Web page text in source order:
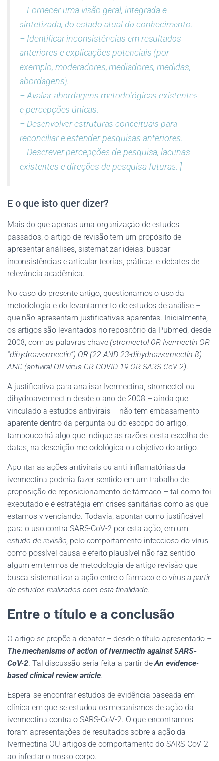
– Fornecer uma visão geral, integrada e
sintetizada, do estado atual do conhecimento.
– Identificar inconsistências em resultados
anteriores e explicações potenciais (por
exemplo, moderadores, mediadores, medidas,
abordagens).
– Avaliar abordagens metodológicas existentes
e percepções únicas.
– Desenvolver estruturas conceituais para
reconciliar e estender pesquisas anteriores.
– Descrever percepções de pesquisa, lacunas
existentes e direções de pesquisa futuras. ]
E o que isto quer dizer?
Mais do que apenas uma organização de estudos
passados, o artigo de revisão tem um propósito de
apresentar análises, sistematizar ideias, buscar
inconsistências e articular teorias, práticas e debates de
relevância acadêmica.
No caso do presente artigo, questionamos o uso da
metodologia e do levantamento de estudos de análise –
que não apresentam justificativas aparentes. Inicialmente,
os artigos são levantados no repositório da Pubmed, desde
2008, com as palavras chave (stromectol OR Ivermectin OR
“dihydroavermectin”) OR (22 AND 23-dihydroavermectin B)
AND (antiviral OR virus OR COVID-19 OR SARS-CoV-2).
A justificativa para analisar Ivermectina, stromectol ou
dihydroavermectin desde o ano de 2008 – ainda que
vinculado a estudos antivirais – não tem embasamento
aparente dentro da pergunta ou do escopo do artigo,
tampouco há algo que indique as razões desta escolha de
datas, na descrição metodológica ou objetivo do artigo.
Apontar as ações antivirais ou anti inflamatórias da
ivermectina poderia fazer sentido em um trabalho de
proposição de reposicionamento de fármaco – tal como foi
executado e é estratégia em crises sanitárias como as que
estamos vivenciando. Todavia, apontar como justificável
para o uso contra SARS-CoV-2 por esta ação, em um
estudo de revisão, pelo comportamento infeccioso do vírus
como possível causa e efeito plausível não faz sentido
algum em termos de metodologia de artigo revisão que
busca sistematizar a ação entre o fármaco e o vírus a partir
de estudos realizados com esta finalidade.
Entre o título e a conclusão
O artigo se propõe a debater – desde o título apresentado –
The mechanisms of action of Ivermectin against SARS-
CoV-2. Tal discussão seria feita a partir deAn evidence-
based clinical review article.
Espera-se encontrar estudos de evidência baseada em
clínica em que se estudou os mecanismos de ação da
ivermectina contra o SARS-CoV-2. O que encontramos
foram apresentações de resultados sobre a ação da
Ivermectina OU artigos de comportamento do SARS-CoV-2
ao infectar o nosso corpo.